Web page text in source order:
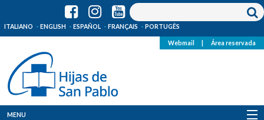
ITALIANO ENGLISH ESPAÑOL FRANÇAIS PORTUGÊS
Webmail Área reservada
MENU